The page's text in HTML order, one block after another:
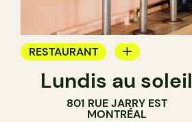
RESTAURANT
BAR À VIN
Lundis au soleil
801 RUE JARRY EST
MONTRÉAL